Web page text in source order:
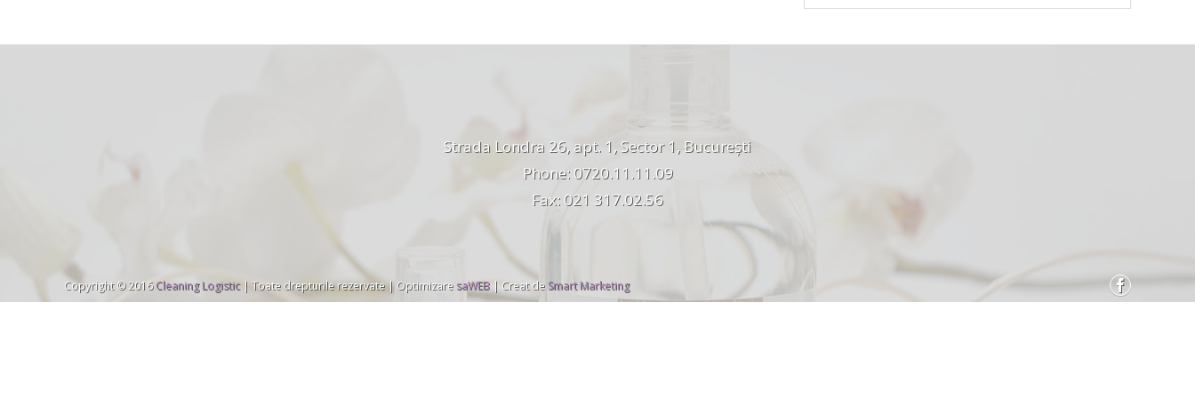
Strada Londra 26, apt. 1, Sector 1, București
Phone: 0720.11.11.09
Fax: 021 317.02.56
Copyright © 2016Cleaning Logistic| Toate drepturile rezervate | Optimizare saWEB | Creat de Smart Marketing